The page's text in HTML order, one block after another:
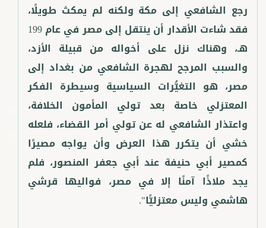
رجع الشافعي إلى مكة ولكنه لم يمكث طويلًا،
فقد شاءت الأقدار أن ينتقل إلى مصر في عام 199
هـ، وهناك نزل على أخواله من قبيلة الأزد،
والسبب المرجح لهجرة الشافعي من بغداد إلى
مصر، هو التغيُّرات السياسية وسيطرة الفكر
المعتزلي خاصة بعد تولي المأمون الخلافة،
واعتذار الشافعي له عن تولي أمر القضاء، فلعله
خشي أن يتكرر هذا العرض وأن يواجه مصيرًا
كمصير أبي حنيفة عند أبي جعفر المنصور، فلم
يجد ملاذًا آمنًا إلا في مصر، فواليها قرشي